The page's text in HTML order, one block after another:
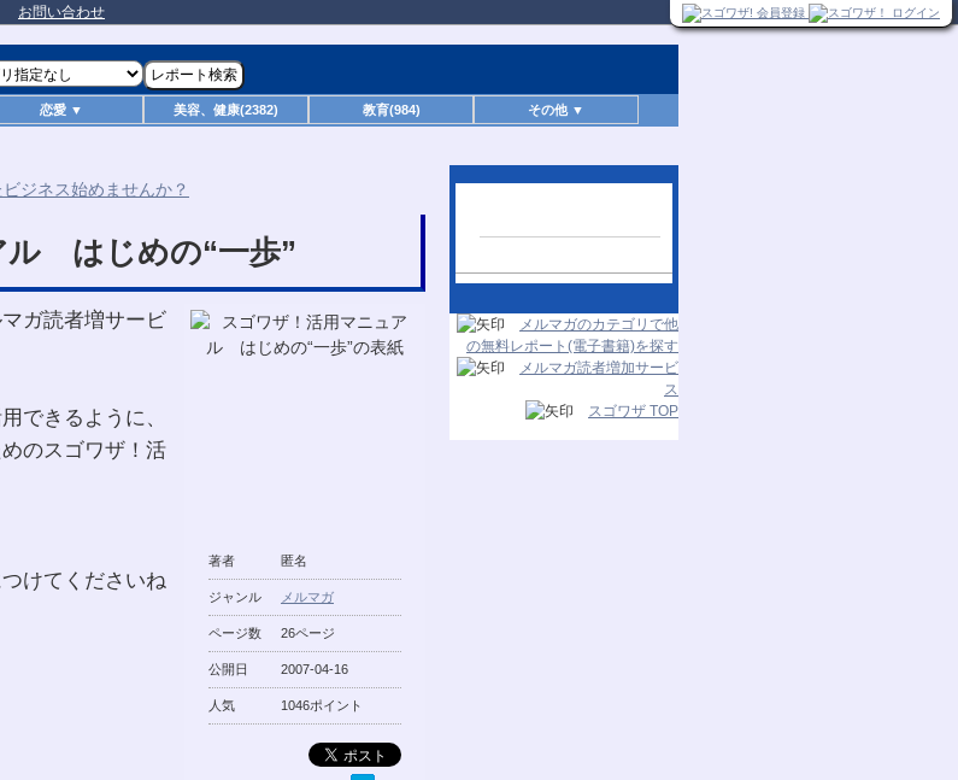
お問い合わせ
恋愛 ▼ 美容、健康(2382) 教育(984) その他 ▼
ル はじめの“一歩”
著者 匿名
ジャンル メルマガ
ページ数 26ページ
公開日 2007-04-16
人気 1046ポイント
ガ読者増サービ
できるように、
のスゴワザ！活
けてくださいね
メルマガのカテゴリで他
の無料レポート(電子書籍)を探す
メルマガ読者増加サービ
ス
スゴワザ TOP